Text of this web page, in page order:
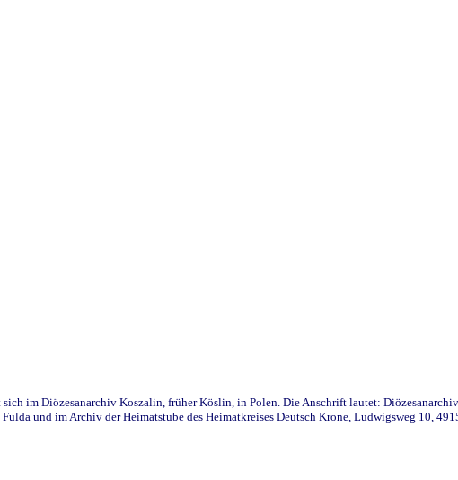
im Diözesanarchiv Koszalin, früher Köslin, in Polen. Die Anschrift lautet:
und im Archiv der Heimatstube des Heimatkreises Deutsch Krone, Ludwigsweg 10,